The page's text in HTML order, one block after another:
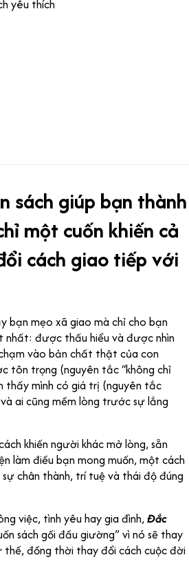
yêu thích
sách giúp bạn thành
một cuốn khiến cả
cách giao tiếp với
bạn mẹo xã giao mà chỉ cho bạn
nhất: được thấu hiểu và được nhìn
vào bản chất thật của con
tôn trọng (nguyên tắc “không chỉ
thấy mình có giá trị (nguyên tắc
ai cũng mềm lòng trước sự lắng
khiến người khác mở lòng, sẵn
làm điều bạn mong muốn, một cách
chân thành, trí tuệ và thái độ đúng
việc, tình yêu hay gia đình, Đắc
sách gối đầu giường” vì nó sẽ thay
thế, đồng thời thay đổi cách cuộc đời